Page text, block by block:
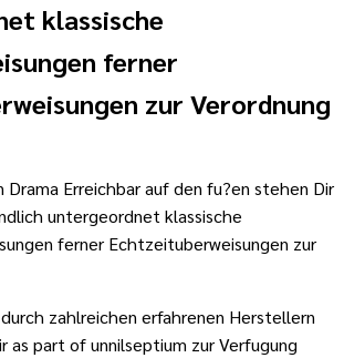
klassische
ferner
zur Verordnung
Drama Erreichbar auf den fu?en stehen Dir
untergeordnet klassische
ferner Echtzeituberweisungen zur
zahlreichen erfahrenen Herstellern
as part of unnilseptium zur Verfugung